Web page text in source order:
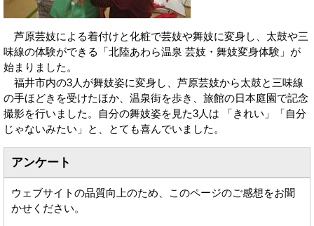
芦原芸妓による着付けと化粧で芸妓や舞妓に変身し、太鼓や三
味線の体験ができる「北陸あわら温泉 芸妓・舞妓変身体験」が
始まりました。
福井市内の3人が舞妓姿に変身し、芦原芸妓から太鼓と三味線
の手ほどきを受けたほか、温泉街を歩き、旅館の日本庭園で記念
撮影を行いました。自分の舞妓姿を見た3人は 「きれい」「自分
じゃないみたい」と、とても喜んでいました。
アンケート
ウェブサイトの品質向上のため、このページのご感想をお聞
かせください。